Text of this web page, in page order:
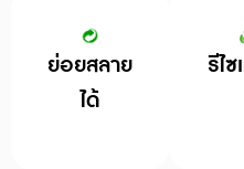
ย่อยสลาย
ได้
รีไ